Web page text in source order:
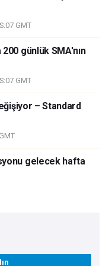
GMT
günlük SMA'nın
GMT
– Standard
gelecek hafta